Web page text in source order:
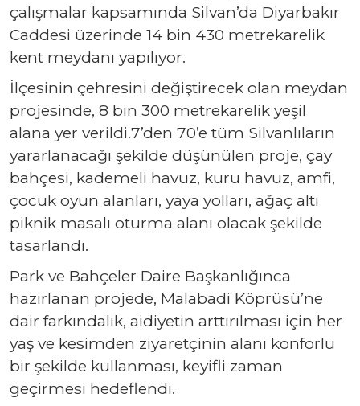
çalışmalar kapsamında Silvan’da Diyarbakır
Caddesi üzerinde 14 bin 430 metrekarelik
kent meydanı yapılıyor.
İlçesinin çehresini değiştirecek olan meydan
projesinde, 8 bin 300 metrekarelik yeşil
alana yer verildi.7’den 70’e tüm Silvanlıların
yararlanacağı şekilde düşünülen proje, çay
bahçesi, kademeli havuz, kuru havuz, amfi,
çocuk oyun alanları, yaya yolları, ağaç altı
piknik masalı oturma alanı olacak şekilde
tasarlandı.
Park ve Bahçeler Daire Başkanlığınca
hazırlanan projede, Malabadi Köprüsü’ne
dair farkındalık, aidiyetin arttırılması için her
yaş ve kesimden ziyaretçinin alanı konforlu
bir şekilde kullanması, keyifli zaman
geçirmesi hedeflendi.